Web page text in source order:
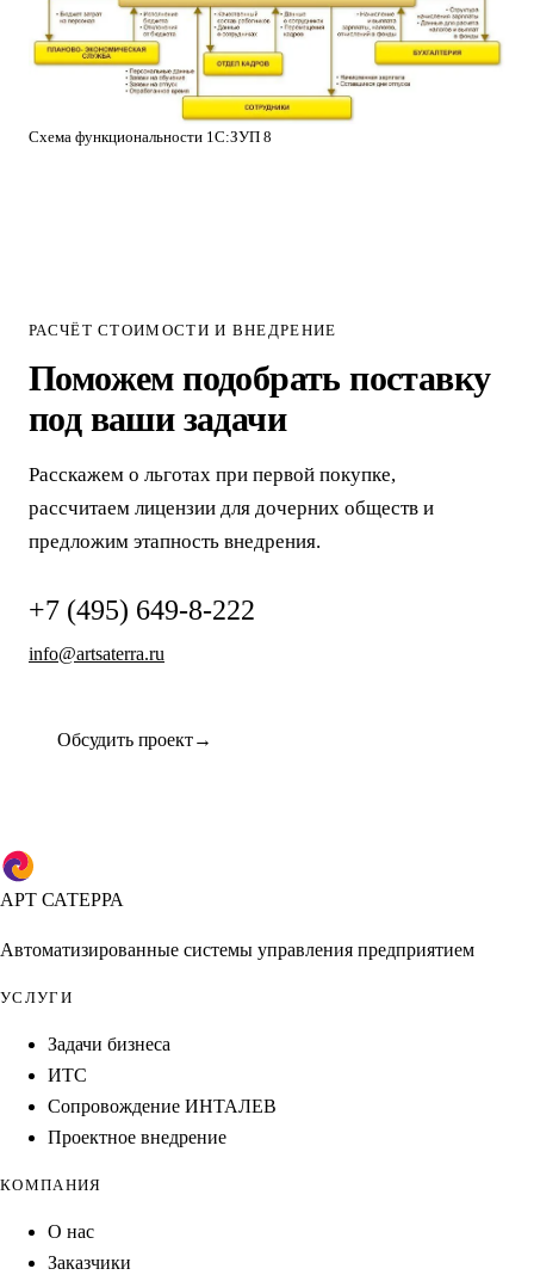
Схема функциональности 1С:ЗУП 8
РАСЧЁТ СТОИМОСТИ И ВНЕДРЕНИЕ
Поможем подобрать поставку
под ваши задачи
Расскажем о льготах при первой покупке,
рассчитаем лицензии для дочерних обществ и
предложим этапность внедрения.
+7 (495) 649-8-222
info@artsaterra.ru
Обсудить проект
АРТ САТЕРРА
Автоматизированные системы управления предприятием
УСЛУГИ
Задачи бизнеса
ИТС
Сопровождение ИНТАЛЕВ
Проектное внедрение
КОМПАНИЯ
О нас
Заказчики